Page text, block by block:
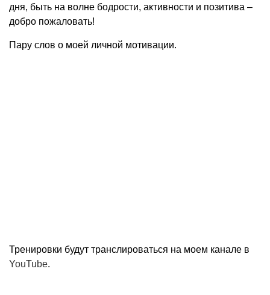
дня, быть на волне бодрости, активности и позитива –
добро пожаловать!
Пару слов о моей личной мотивации.
Тренировки будут транслироваться на моем канале в
YouTube.